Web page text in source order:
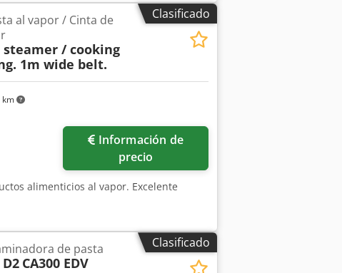
Clasificado
al vapor / Cinta de
steamer / cooking
1m wide belt.
precio
alimenticios al vapor. Excelente
Clasificado
de pasta
CA300 EDV